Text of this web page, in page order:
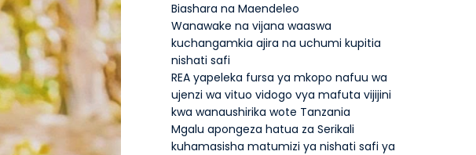
Biashara na Maendeleo
Wanawake na vijana waaswa
kuchangamkia ajira na uchumi kupitia
nishati safi
REA yapeleka fursa ya mkopo nafuu wa
ujenzi wa vituo vidogo vya mafuta vijijini
kwa wanaushirika wote Tanzania
Mgalu apongeza hatua za Serikali
kuhamasisha matumizi ya nishati safi ya